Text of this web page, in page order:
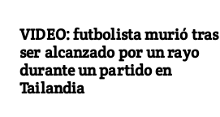
VIDEO: futbolista murió tras
ser alcanzado por un rayo
durante un partido en
Tailandia